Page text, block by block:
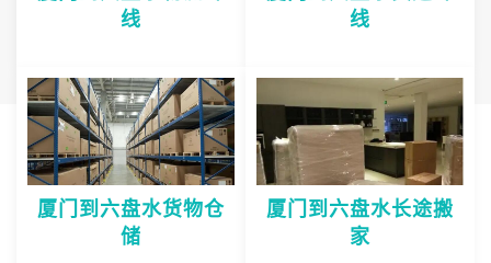
线
线
厦门到六盘水货物仓
储
厦门到六盘水长途搬
家